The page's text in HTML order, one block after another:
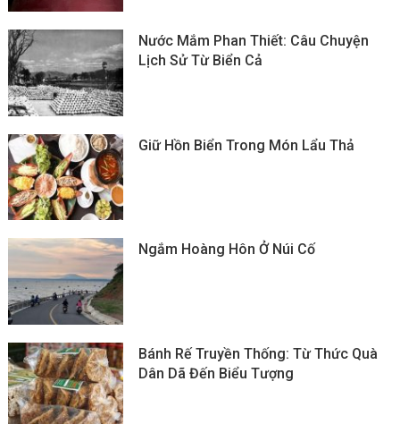
Nước Mắm Phan Thiết: Câu Chuyện
Lịch Sử Từ Biển Cả
Giữ Hồn Biển Trong Món Lẩu Thả
Ngắm Hoàng Hôn Ở Núi Cố
Bánh Rế Truyền Thống: Từ Thức Quà
Dân Dã Đến Biểu Tượng